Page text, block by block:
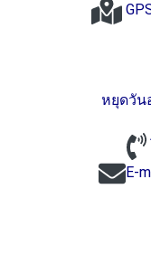
หยุดวัน
E-